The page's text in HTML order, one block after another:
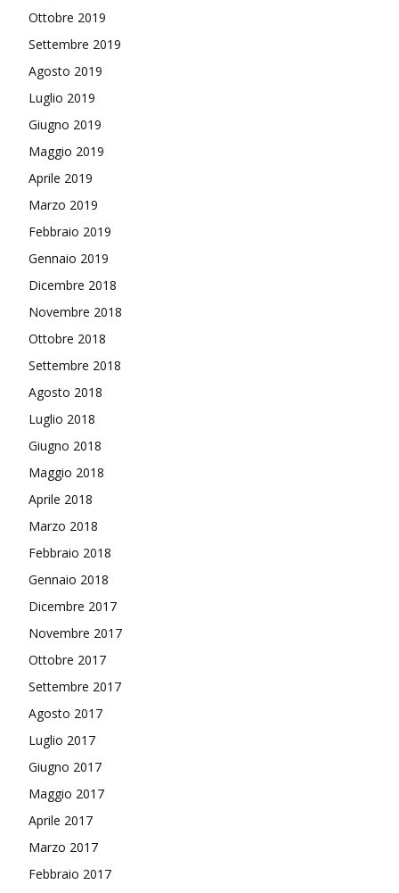
Ottobre 2019
Settembre 2019
Agosto 2019
Luglio 2019
Giugno 2019
Maggio 2019
Aprile 2019
Marzo 2019
Febbraio 2019
Gennaio 2019
Dicembre 2018
Novembre 2018
Ottobre 2018
Settembre 2018
Agosto 2018
Luglio 2018
Giugno 2018
Maggio 2018
Aprile 2018
Marzo 2018
Febbraio 2018
Gennaio 2018
Dicembre 2017
Novembre 2017
Ottobre 2017
Settembre 2017
Agosto 2017
Luglio 2017
Giugno 2017
Maggio 2017
Aprile 2017
Marzo 2017
Febbraio 2017